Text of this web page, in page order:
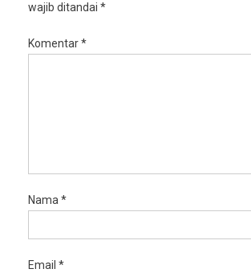
wajib ditandai *
Komentar*
Nama*
Email *